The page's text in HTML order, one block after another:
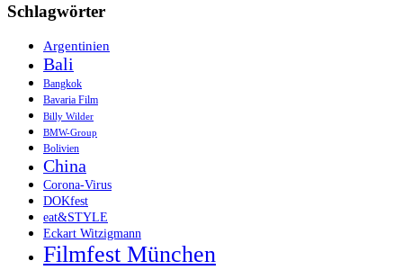
Schlagwörter
Argentinien
Bali
Bangkok
Bavaria Film
Billy Wilder
BMW-Group
Bolivien
China
Corona-Virus
DOKfest
eat&STYLE
Eckart Witzigmann
Filmfest München